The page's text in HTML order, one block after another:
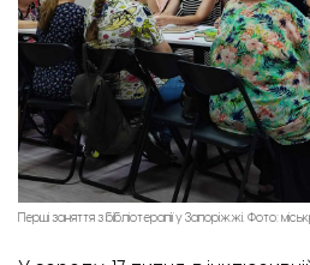
Перші заняття з бібліотерапії у Запоріжжі. Фото: